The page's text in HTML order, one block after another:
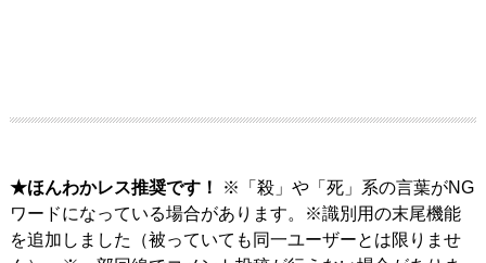
★ほんわかレス推奨です！
※「殺」や「死」系の言葉がNG
ワードになっている場合があります。※識別用の末尾機能
を追加しました（被っていても同一ユーザーとは限りませ